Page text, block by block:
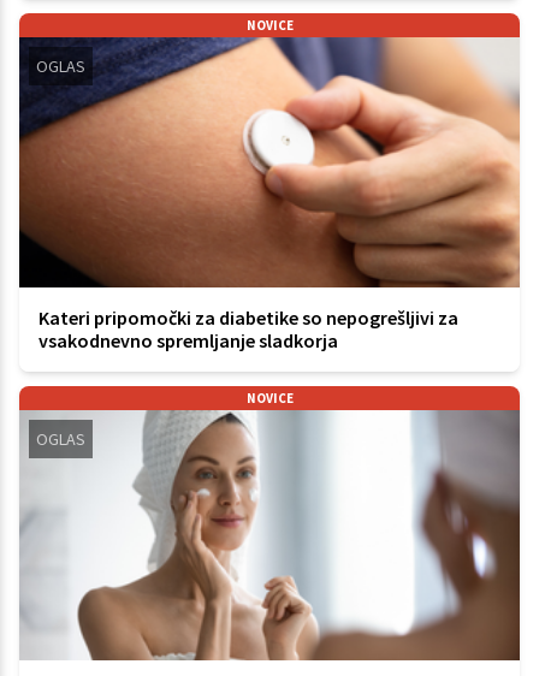
NOVICE
OGLAS
Kateri pripomočki za diabetike so nepogrešljivi za
vsakodnevno spremljanje sladkorja
NOVICE
OGLAS